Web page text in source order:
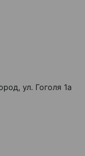
ул. Гоголя 1а